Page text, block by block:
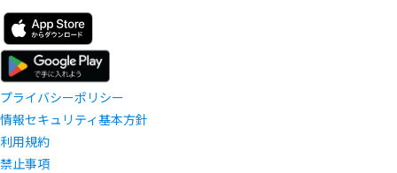
プライバシーポリシー
情報セキュリティ基本方針
利用規約
禁止事項